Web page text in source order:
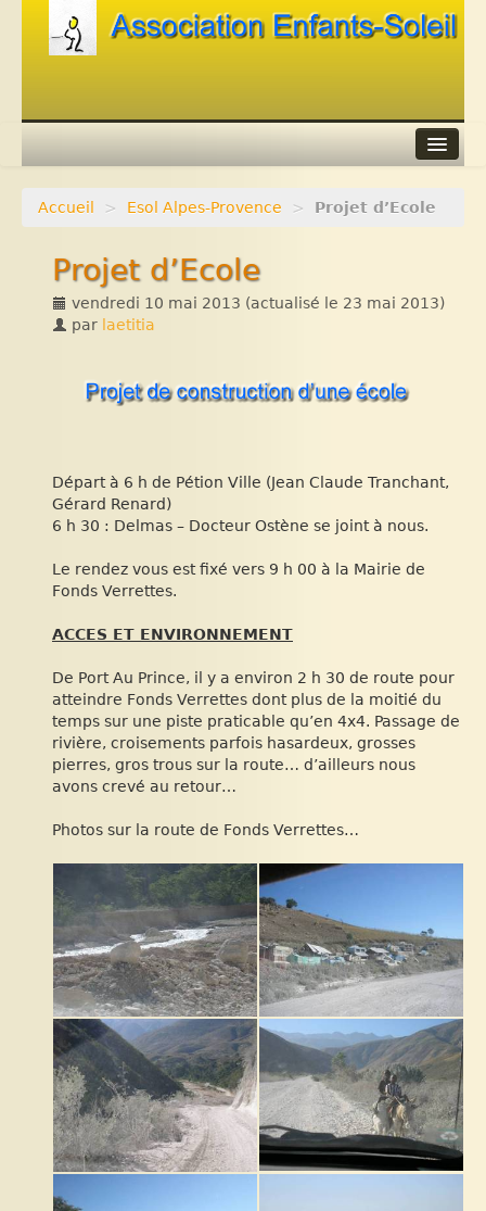
Agenda
Adhérer
Contacts
Accueil > Esol Alpes-Provence > Projet d’Ecole
Projet d’Ecole
vendredi 10 mai 2013 (actualisé le 23 mai 2013)
par laetitia
Départ à 6 h de Pétion Ville (Jean Claude Tranchant,
Gérard Renard)
6 h 30 : Delmas – Docteur Ostène se joint à nous.
Le rendez vous est fixé vers 9 h 00 à la Mairie de
Fonds Verrettes.
ACCES ET ENVIRONNEMENT
De Port Au Prince, il y a environ 2 h 30 de route pour
atteindre Fonds Verrettes dont plus de la moitié du
temps sur une piste praticable qu’en 4x4. Passage de
rivière, croisements parfois hasardeux, grosses
pierres, gros trous sur la route… d’ailleurs nous
avons crevé au retour…
Photos sur la route de Fonds Verrettes…